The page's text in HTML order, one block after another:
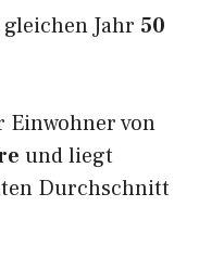
Jahr 50
von
und liegt
Durchschnitt